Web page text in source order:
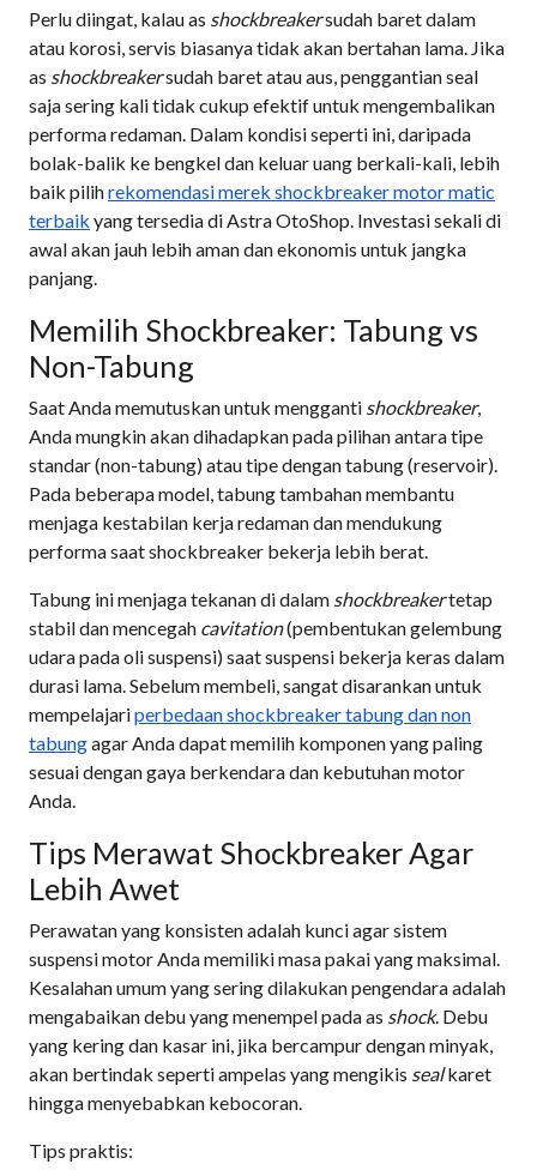
Perlu diingat, kalau as shockbreakersudah baret dalam
atau korosi, servis biasanya tidak akan bertahan lama. Jika
as shockbreakersudah baret atau aus, penggantian seal
saja sering kali tidak cukup efektif untuk mengembalikan
performa redaman. Dalam kondisi seperti ini, daripada
bolak-balik ke bengkel dan keluar uang berkali-kali, lebih
baik pilihrekomendasi merek shockbreaker motor matic
terbaik yang tersedia di Astra OtoShop. Investasi sekali di
awal akan jauh lebih aman dan ekonomis untuk jangka
panjang.
Memilih Shockbreaker: Tabung vs
Non-Tabung
Saat Anda memutuskan untuk mengganti shockbreaker,
Anda mungkin akan dihadapkan pada pilihan antara tipe
standar (non-tabung) atau tipe dengan tabung (reservoir).
Pada beberapa model, tabung tambahan membantu
menjaga kestabilan kerja redaman dan mendukung
performa saat shockbreaker bekerja lebih berat.
Tabung ini menjaga tekanan di dalam shockbreakertetap
stabil dan mencegah cavitation(pembentukan gelembung
udara pada oli suspensi) saat suspensi bekerja keras dalam
durasi lama. Sebelum membeli, sangat disarankan untuk
mempelajariperbedaan shockbreaker tabung dan non
tabungagar Anda dapat memilih komponen yang paling
sesuai dengan gaya berkendara dan kebutuhan motor
Anda.
Tips Merawat Shockbreaker Agar
Lebih Awet
Perawatan yang konsisten adalah kunci agar sistem
suspensi motor Anda memiliki masa pakai yang maksimal.
Kesalahan umum yang sering dilakukan pengendara adalah
mengabaikan debu yang menempel pada as shock. Debu
yang kering dan kasar ini, jika bercampur dengan minyak,
akan bertindak seperti ampelas yang mengikis sealkaret
hingga menyebabkan kebocoran.
Tips praktis: